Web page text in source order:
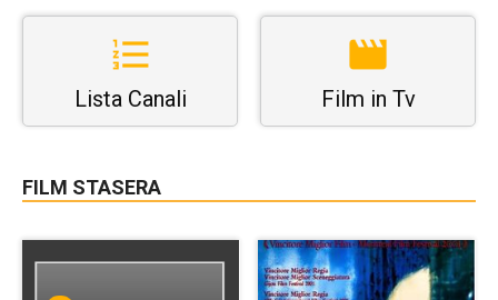
Lista Canali Film in Tv
FILM STASERA